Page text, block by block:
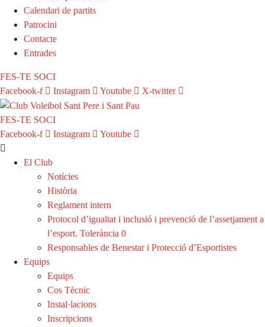
Calendari de partits
Patrocini
Contacte
Entrades
FES-TE SOCI
Facebook-f
Instagram Youtube X-twitter
FES-TE SOCI
Facebook-f
Instagram Youtube
El Club
Notícies
Història
Reglament intern
Protocol d’igualtat i inclusió i prevenció de l’assetjament a
l’esport. Tolerància 0
Responsables de Benestar i Protecció d’Esportistes
Equips
Equips
Cos Tècnic
Instal·lacions
Inscripcions